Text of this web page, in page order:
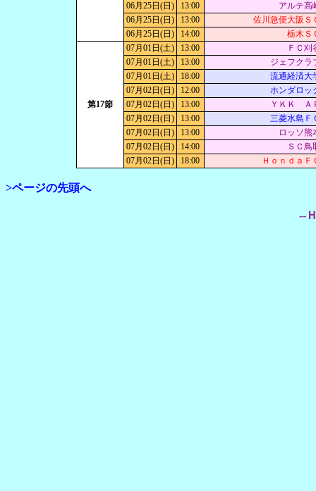
06月25日(日)
13:00
アルテ高
06月25日(日)
13:00
佐川急便大阪Ｓ
06月25日(日)
14:00 栃木Ｓ
第17節
07月01日(土) 13:00
ＦＣ刈
07月01日(土)
13:00
ジェフクラ
07月01日(土)
18:00
流通経済大
07月02日(日)
12:00
ホンダロッ
07月02日(日)
13:00
ＹＫＫ Ａ
07月02日(日)
13:00
三菱水島Ｆ
07月02日(日)
13:00
ロッソ熊
07月02日(日)
14:00
ＳＣ鳥
07月02日(日)
18:00 ＨｏｎｄａＦ
>ページの先頭へ
--